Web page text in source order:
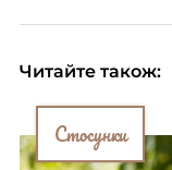
Читайте також:
Стосунки